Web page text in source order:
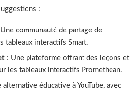
:
communauté de partage de
tableaux interactifs Smart.
: Une plateforme offrant des leçons et
les tableaux interactifs Promethean.
alternative éducative à YouTube, avec